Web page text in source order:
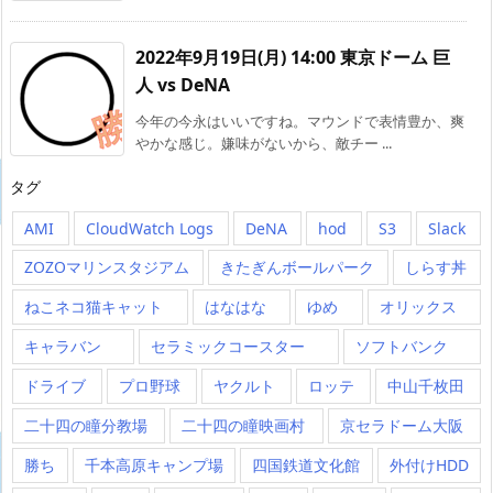
2022年9月19日(月) 14:00 東京ドーム 巨
人 vs DeNA
今年の今永はいいですね。マウンドで表情豊か、爽
やかな感じ。嫌味がないから、敵チー ...
タグ
AMI
CloudWatch Logs DeNA hod S3
Slack
ZOZOマリンスタジアム
きたぎんボールパーク
しらす丼
ねこネコ猫キャット
はなはな ゆめ
オリックス
キャラバン
セラミックコースター
ソフトバンク
ドライブ
プロ野球 ヤクルト ロッテ
中山千枚田
二十四の瞳分教場
二十四の瞳映画村
京セラドーム大阪
勝ち
千本高原キャンプ場 四国鉄道文化館
外付けHDD